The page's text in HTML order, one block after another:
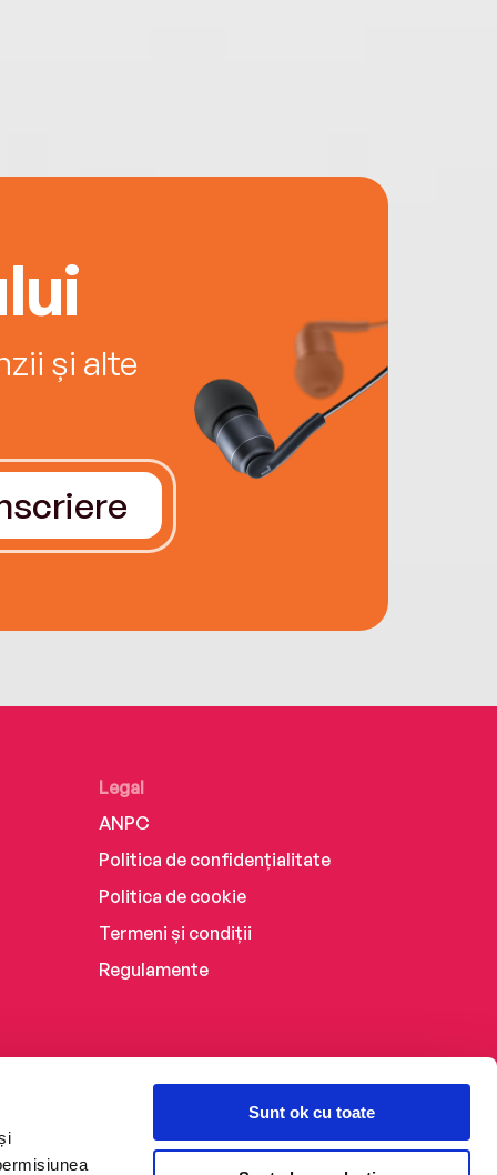
Sunt ok cu toate
și alte
Legal
ANPC
Politica de confidențialitate
Politica de cookie
Termeni și condiții
Regulamente